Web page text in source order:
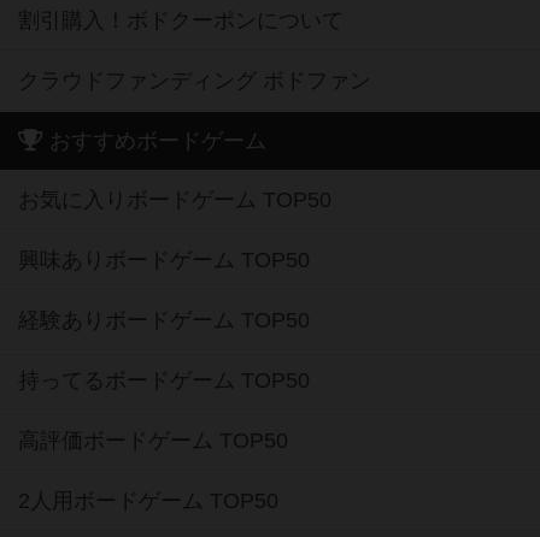
割引購入！ボドクーポンについて
クラウドファンディング ボドファン
おすすめボードゲーム
お気に入りボードゲーム TOP50
興味ありボードゲーム TOP50
経験ありボードゲーム TOP50
持ってるボードゲーム TOP50
高評価ボードゲーム TOP50
2人用ボードゲーム TOP50